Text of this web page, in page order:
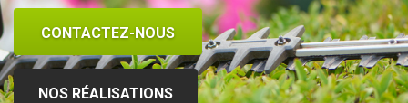
CONTACTEZ-NOUS
NOS RÉALISATIONS